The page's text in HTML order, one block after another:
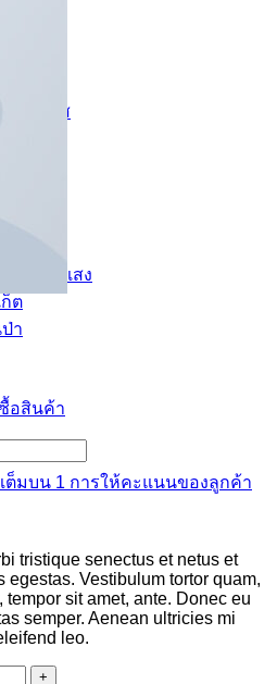
าแคนวาส
สะท้อนแสง
ต
า
อสินค้า
ต็มบน 1 การให้คะแนนของลูกค้า
tristique senectus et netus et
egestas. Vestibulum tortor quam,
sit amet, ante. Donec eu
semper. Aenean ultricies mi
leo.